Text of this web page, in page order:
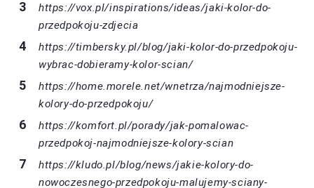
https://vox.pl/inspirations/ideas/jaki-kolor-do-
przedpokoju-zdjecia
https://timbersky.pl/blog/jaki-kolor-do-przedpokoju-
wybrac-dobieramy-kolor-scian/
https://home.morele.net/wnetrza/najmodniejsze-
kolory-do-przedpokoju/
https://komfort.pl/porady/jak-pomalowac-
przedpokoj-najmodniejsze-kolory-scian
https://kludo.pl/blog/news/jakie-kolory-do-
nowoczesnego-przedpokoju-malujemy-sciany-